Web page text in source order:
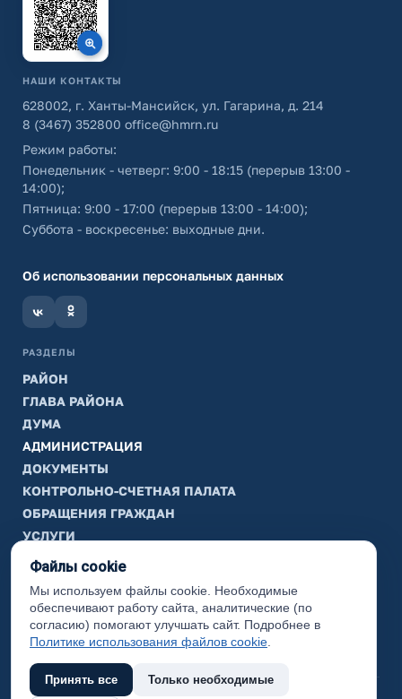
НАШИ КОНТАКТЫ
628002, г. Ханты-Мансийск, ул. Гагарина, д. 214
8 (3467) 352800 office@hmrn.ru
Режим работы:
Понедельник - четверг: 9:00 - 18:15 (перерыв 13:00 -
14:00);
Пятница: 9:00 - 17:00 (перерыв 13:00 - 14:00);
Суббота - воскресенье: выходные дни.
Об использовании персональных данных
РАЗДЕЛЫ
РАЙОН
ГЛАВА РАЙОНА
ДУМА
АДМИНИСТРАЦИЯ
ДОКУМЕНТЫ
КОНТРОЛЬНО-СЧЕТНАЯ ПАЛАТА
ОБРАЩЕНИЯ ГРАЖДАН
УСЛУГИ
ТИК
ИНФОРМАЦИЯ
Законодательная карта
Карта сайта
Файлы cookie
Мы используем файлы cookie. Необходимые
обеспечивают работу сайта, аналитические (по
согласию) помогают улучшать сайт. Подробнее в
Политике использования файлов cookie
Принять все Только необходимые